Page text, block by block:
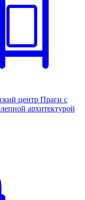
центр Праги с
архитектурой